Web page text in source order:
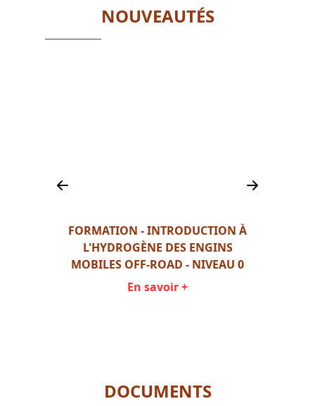
NOUVEAUTÉS
FORMATION - INTRODUCTION À
L'HYDROGÈNE DES ENGINS
MOBILES OFF-ROAD - NIVEAU 0
En savoir +
DOCUMENTS